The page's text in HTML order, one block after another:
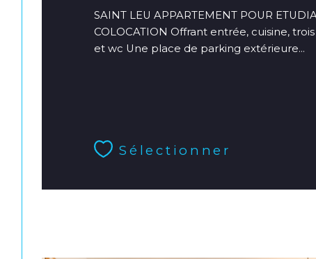
SAINT LEU APPARTEMENT POUR
COLOCATION Offrant entrée, cuisine,
et wc Une place de parking extérieure...
Sélectionner